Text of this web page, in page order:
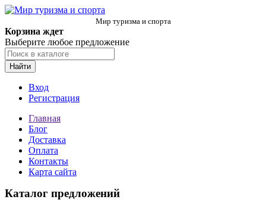
Мир туризма и спорта
Корзина ждет
Выберите любое предложение
Найти
Вход
Регистрация
Главная
Блог
Доставка
Оплата
Контакты
Карта сайта
Каталог предложений